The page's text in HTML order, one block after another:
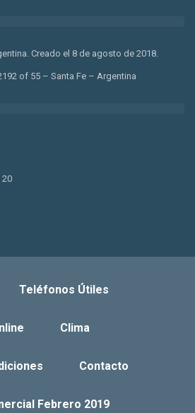
Creado el 8 de agosto de 2018.
of 55 – Santa Fe – Argentina
20
Teléfonos Útiles
Clima
Contacto
Febrero 2019